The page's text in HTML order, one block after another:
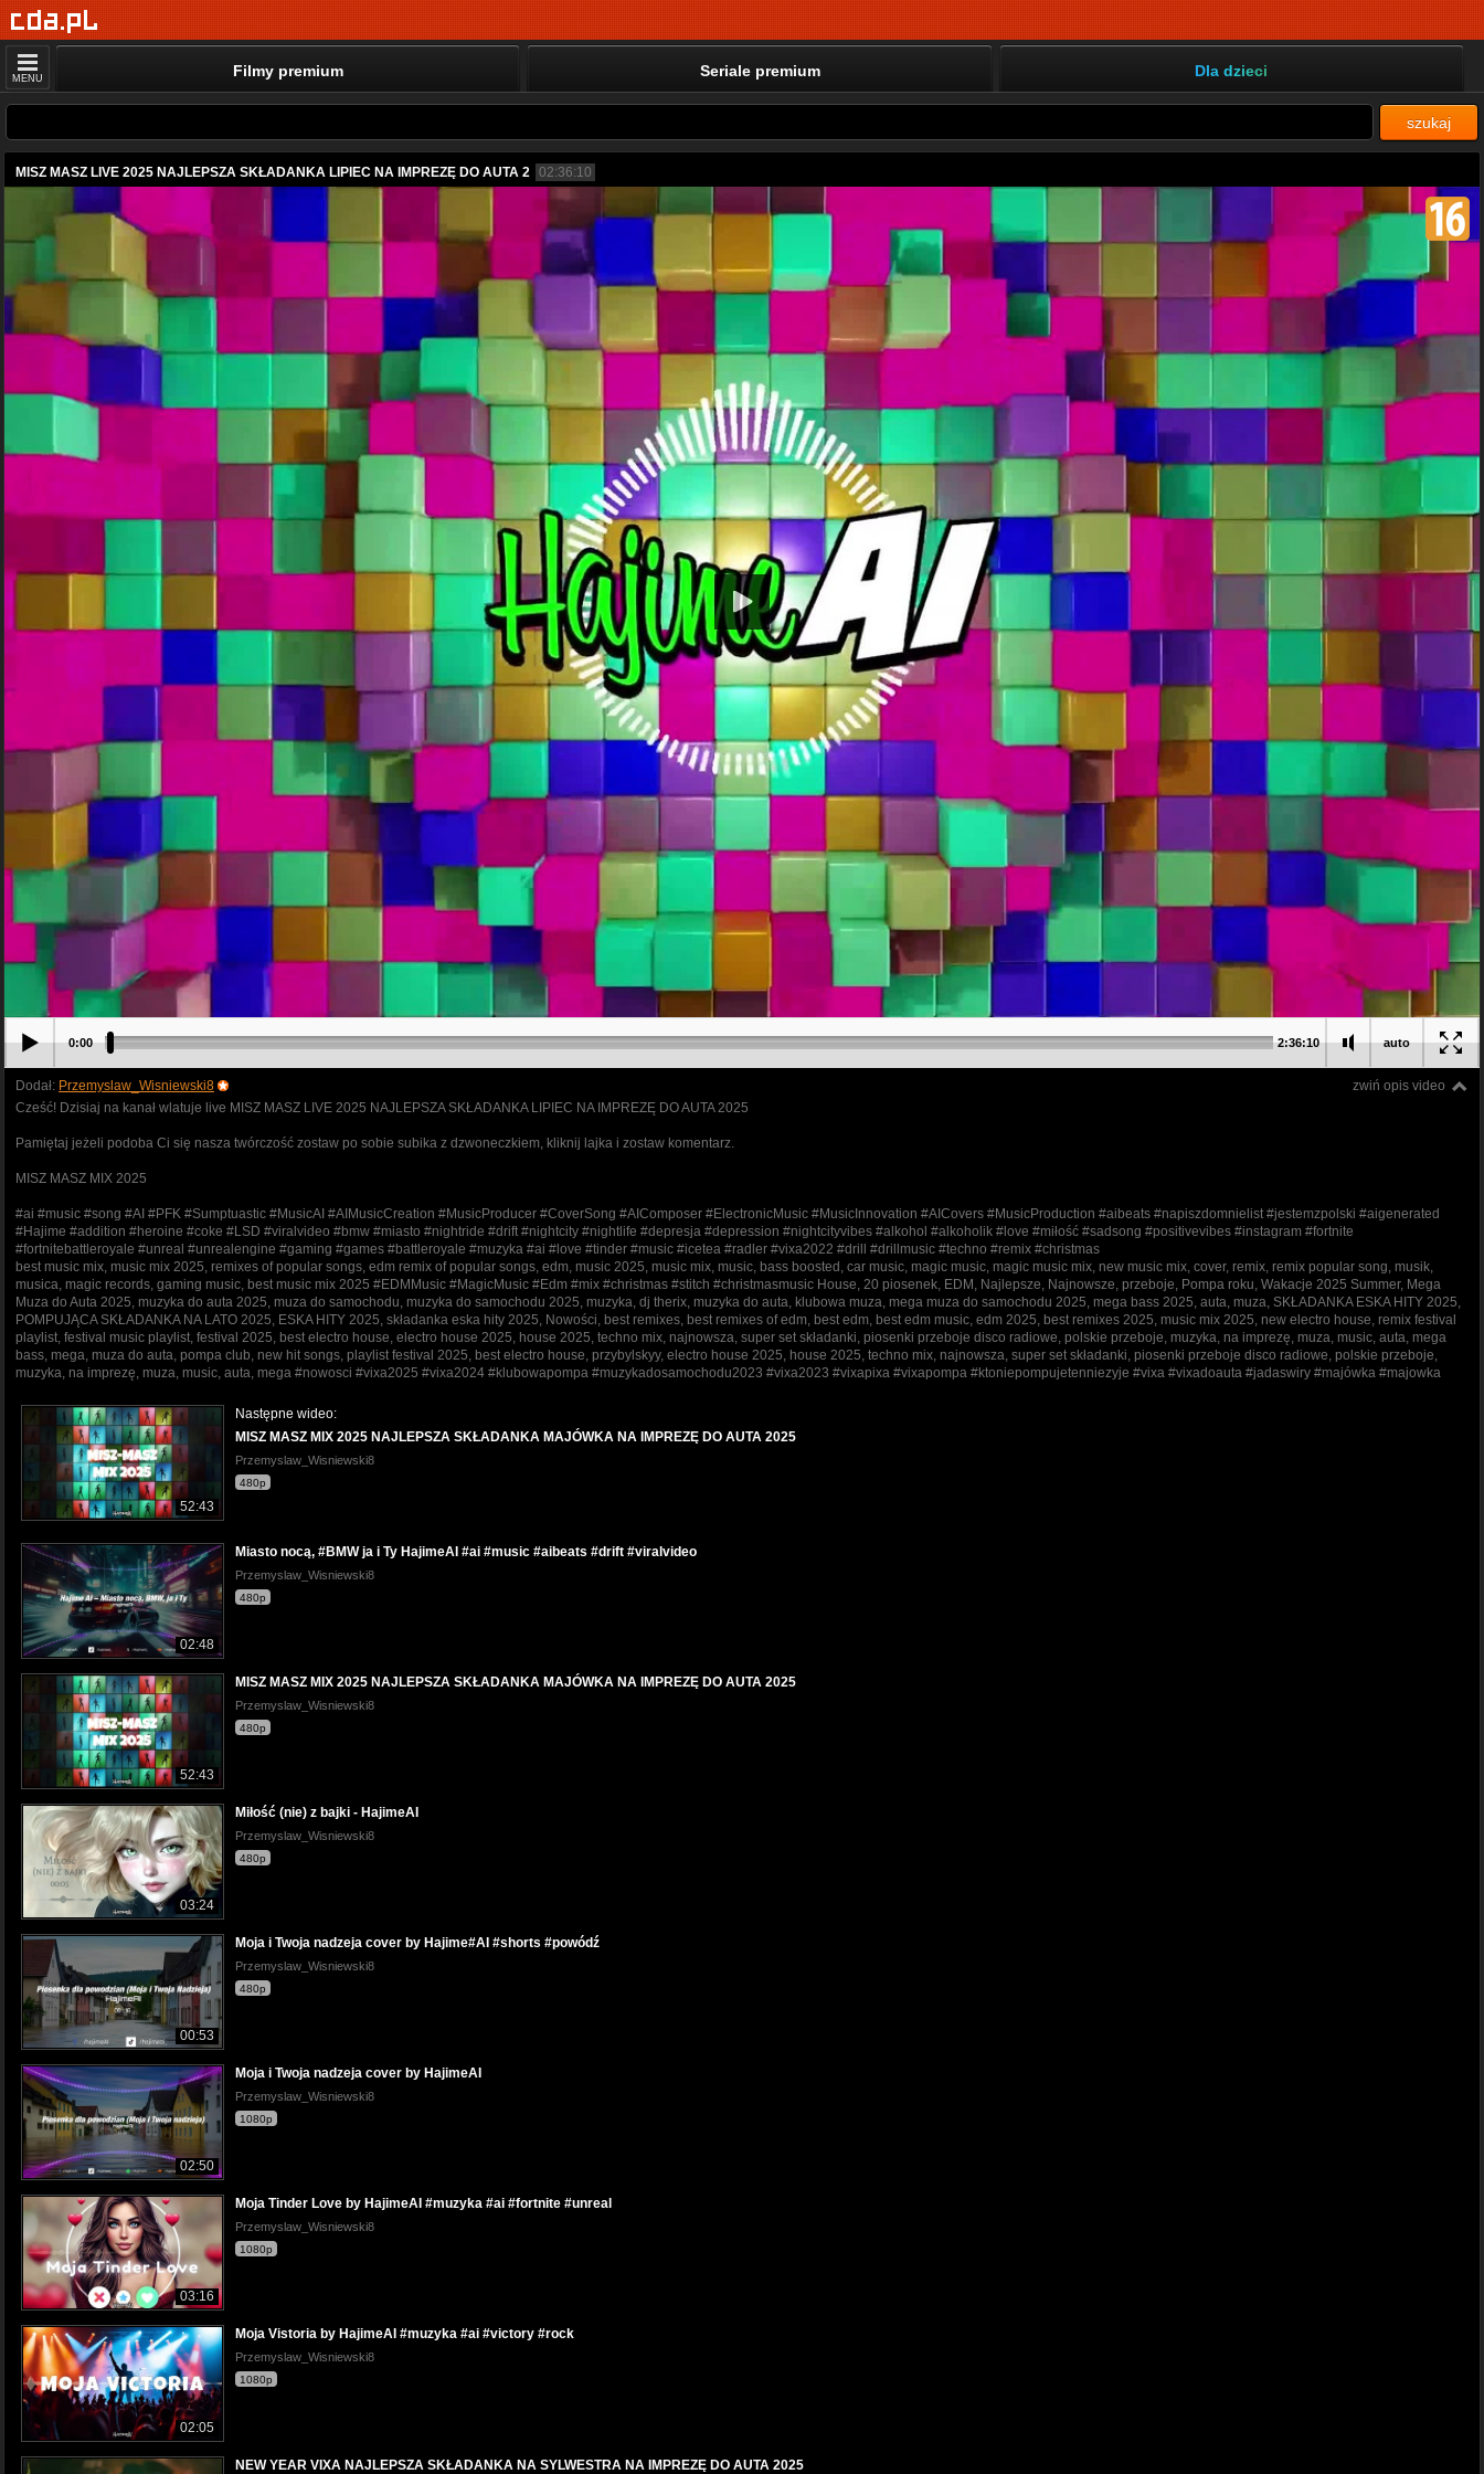
MENU Filmy premium Seriale premium Dla dzieci
szukaj
MISZ MASZ LIVE 2025 NAJLEPSZA SKŁADANKA LIPIEC NA IMPREZĘ DO AUTA 2 02:36:10
auto
0:00 2:36:10
zwiń opis video
Dodał: Przemyslaw_Wisniewski8
Cześć! Dzisiaj na kanał wlatuje live MISZ MASZ LIVE 2025 NAJLEPSZA SKŁADANKA LIPIEC NA IMPREZĘ DO AUTA 2025
Pamiętaj jeżeli podoba Ci się nasza twórczość zostaw po sobie subika z dzwoneczkiem, kliknij lajka i zostaw komentarz.
MISZ MASZ MIX 2025
#ai #music #song #AI #PFK #Sumptuastic #MusicAI #AIMusicCreation #MusicProducer #CoverSong #AIComposer #ElectronicMusic #MusicInnovation #AICovers #MusicProduction #aibeats #napiszdomnielist #jestemzpolski #aigenerated
#Hajime #addition #heroine #coke #LSD #viralvideo #bmw #miasto #nightride #drift #nightcity #nightlife #depresja #depression #nightcityvibes #alkohol #alkoholik #love #miłość #sadsong #positivevibes #instagram #fortnite
#fortnitebattleroyale #unreal #unrealengine #gaming #games #battleroyale #muzyka #ai #love #tinder #music #icetea #radler #vixa2022 #drill #drillmusic #techno #remix #christmas
best music mix, music mix 2025, remixes of popular songs, edm remix of popular songs, edm, music 2025, music mix, music, bass boosted, car music, magic music, magic music mix, new music mix, cover, remix, remix popular song, musik,
musica, magic records, gaming music, best music mix 2025 #EDMMusic #MagicMusic #Edm #mix #christmas #stitch #christmasmusic House, 20 piosenek, EDM, Najlepsze, Najnowsze, przeboje, Pompa roku, Wakacje 2025 Summer, Mega
Muza do Auta 2025, muzyka do auta 2025, muza do samochodu, muzyka do samochodu 2025, muzyka, dj therix, muzyka do auta, klubowa muza, mega muza do samochodu 2025, mega bass 2025, auta, muza, SKŁADANKA ESKA HITY 2025,
POMPUJĄCA SKŁADANKA NA LATO 2025, ESKA HITY 2025, składanka eska hity 2025, Nowości, best remixes, best remixes of edm, best edm, best edm music, edm 2025, best remixes 2025, music mix 2025, new electro house, remix festival
playlist, festival music playlist, festival 2025, best electro house, electro house 2025, house 2025, techno mix, najnowsza, super set składanki, piosenki przeboje disco radiowe, polskie przeboje, muzyka, na imprezę, muza, music, auta, mega
bass, mega, muza do auta, pompa club, new hit songs, playlist festival 2025, best electro house, przybylskyy, electro house 2025, house 2025, techno mix, najnowsza, super set składanki, piosenki przeboje disco radiowe, polskie przeboje,
muzyka, na imprezę, muza, music, auta, mega #nowosci #vixa2025 #vixa2024 #klubowapompa #muzykadosamochodu2023 #vixa2023 #vixapixa #vixapompa #ktoniepompujetenniezyje #vixa #vixadoauta #jadaswiry #majówka #majowka
52:43
Następne wideo:
MISZ MASZ MIX 2025 NAJLEPSZA SKŁADANKA MAJÓWKA NA IMPREZĘ DO AUTA 2025
Przemyslaw_Wisniewski8
480p
02:48
Miasto nocą, #BMW ja i Ty HajimeAI #ai #music #aibeats #drift #viralvideo
Przemyslaw_Wisniewski8
480p
52:43
MISZ MASZ MIX 2025 NAJLEPSZA SKŁADANKA MAJÓWKA NA IMPREZĘ DO AUTA 2025
Przemyslaw_Wisniewski8
480p
03:24
Miłość (nie) z bajki - HajimeAI
Przemyslaw_Wisniewski8
480p
00:53
Moja i Twoja nadzeja cover by Hajime#AI #shorts #powódź
Przemyslaw_Wisniewski8
480p
02:50
Moja i Twoja nadzeja cover by HajimeAI
Przemyslaw_Wisniewski8
1080p
03:16
Moja Tinder Love by HajimeAI #muzyka #ai #fortnite #unreal
Przemyslaw_Wisniewski8
1080p
02:05
Moja Vistoria by HajimeAI #muzyka #ai #victory #rock
Przemyslaw_Wisniewski8
1080p
NEW YEAR VIXA NAJLEPSZA SKŁADANKA NA SYLWESTRA NA IMPREZĘ DO AUTA 2025